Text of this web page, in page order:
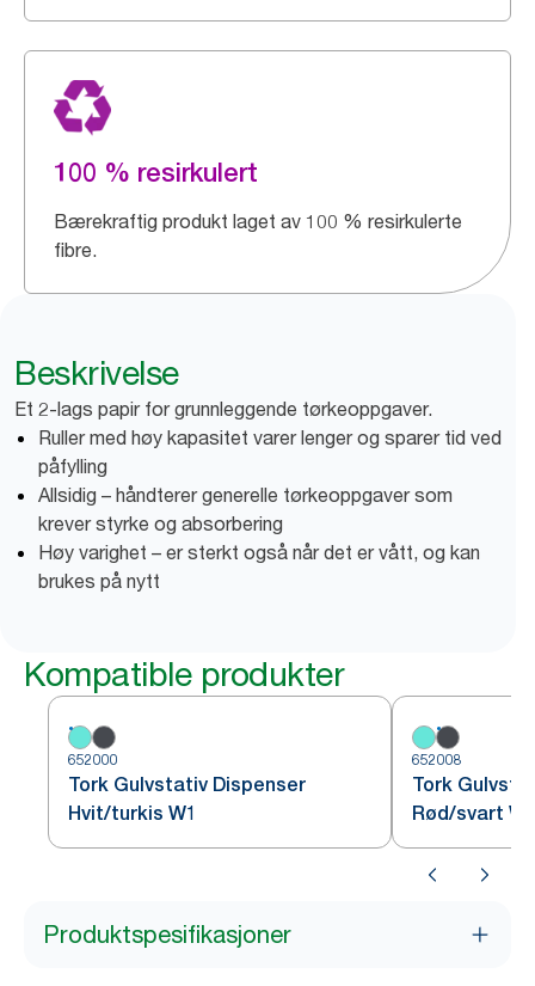
100 % resirkulert
Bærekraftig produkt laget av 100 % resirkulerte
fibre.
Beskrivelse
Et 2-lags papir for grunnleggende tørkeoppgaver.
Ruller med høy kapasitet varer lenger og sparer tid ved
påfylling
Allsidig – håndterer generelle tørkeoppgaver som
krever styrke og absorbering
Høy varighet – er sterkt også når det er vått, og kan
brukes på nytt
Kompatible produkter
652000
Tork Gulvstativ Dispenser
Hvit/turkis W1
652008
Tork
Rød/svart
Produktspesifikasjoner